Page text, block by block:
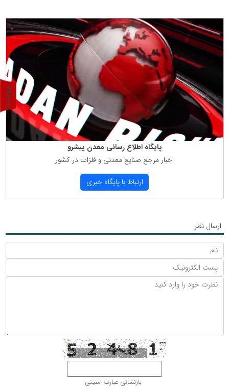
پایگاه اطلاع رسانی معدن پیشرو
اخبار مرجع صنایع معدنی و فلزات در كشور
ارتباط با پایگاه خبری
ارسال نظر
بازنشانی عبارت امنیتی
پ
ر
و
ن
د
ه
1